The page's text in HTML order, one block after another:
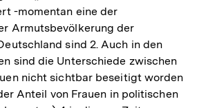
-momentan eine der
Armutsbevölkerung der
sind 2. Auch in den
sind die Unterschiede zwischen
nicht sichtbar beseitigt worden
Anteil von Frauen in politischen